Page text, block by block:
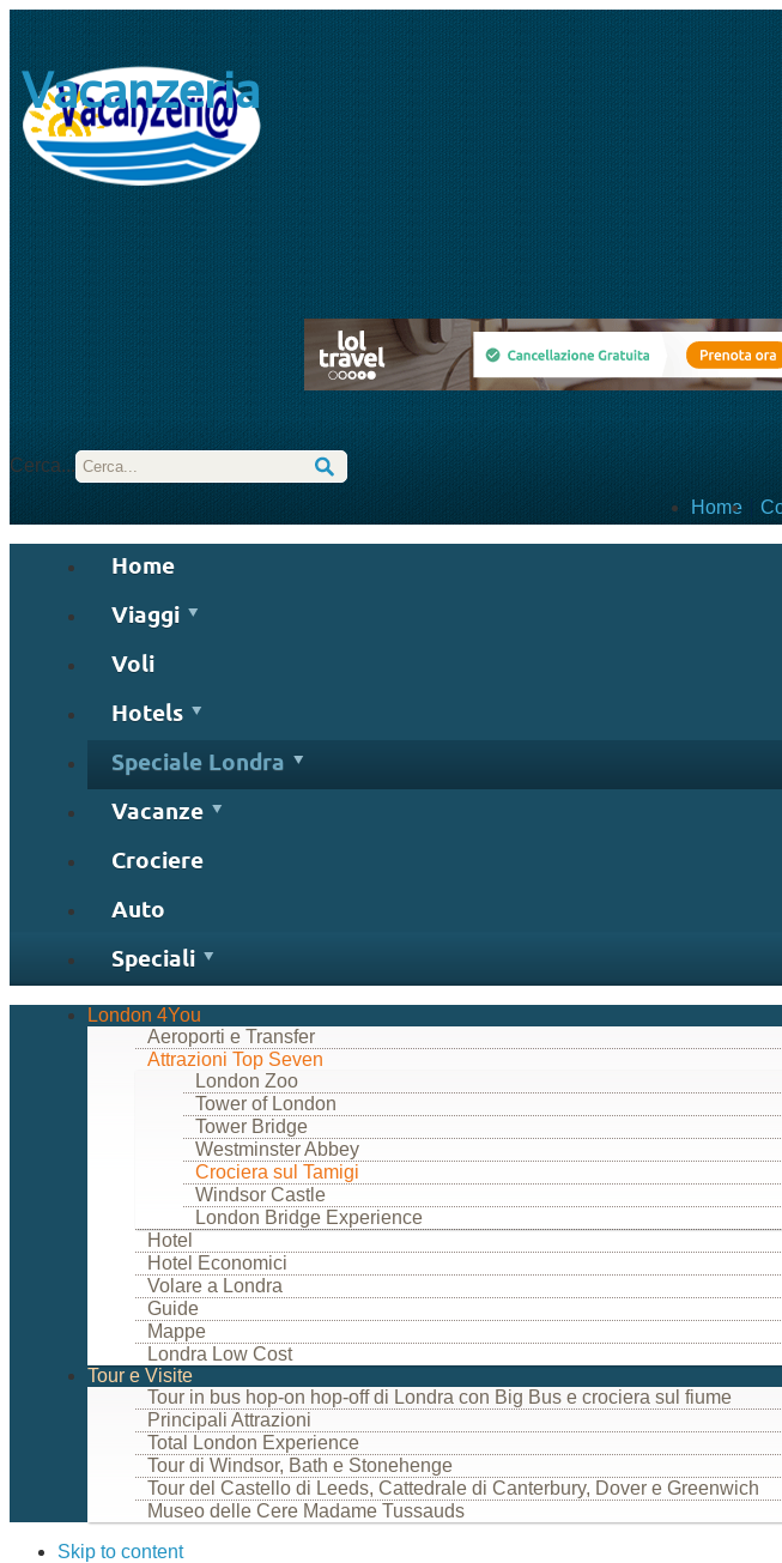
Vacanzeria
Home
Cerca...
Home
Viaggi
Voli
Hotels
Speciale Londra
Vacanze
Crociere
Auto
Speciali
London 4You
Aeroporti e Transfer
Attrazioni Top Seven
London Zoo
Tower of London
Tower Bridge
Westminster Abbey
Crociera sul Tamigi
Windsor Castle
London Bridge Experience
Hotel
Hotel Economici
Volare a Londra
Guide
Mappe
Londra Low Cost
Tour e Visite
Tour in bus hop-on hop-off di Londra con Big Bus e crociera sul fiume
Principali Attrazioni
Total London Experience
Tour di Windsor, Bath e Stonehenge
Tour del Castello di Leeds, Cattedrale di Canterbury, Dover e Greenwich
Museo delle Cere Madame Tussauds
Skip to content